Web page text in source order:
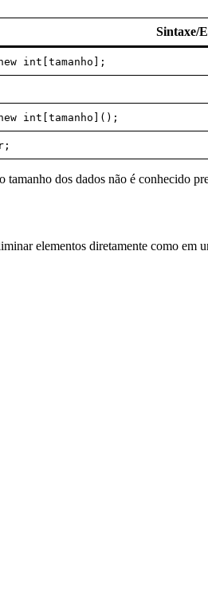
Sintaxe/
int[tamanho];
int[tamanho]();
dos dados não é conhecido
elementos diretamente como em